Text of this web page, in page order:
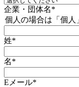
企業・団体名*
個人の場合は「個人
姓*
名*
Eメール*